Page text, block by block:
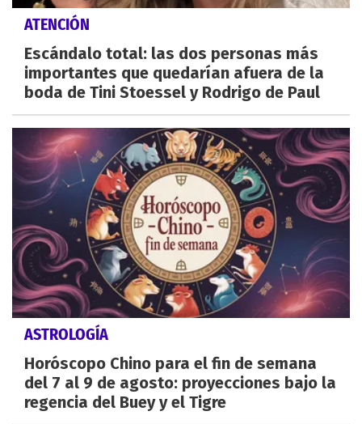
ATENCIÓN
Escándalo total: las dos personas más
importantes que quedarían afuera de la
boda de Tini Stoessel y Rodrigo de Paul
ASTROLOGÍA
Horóscopo Chino para el fin de semana
del 7 al 9 de agosto: proyecciones bajo la
regencia del Buey y el Tigre